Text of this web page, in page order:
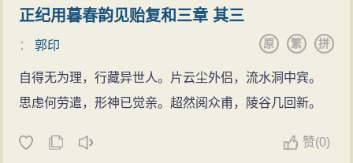
正纪用暮春韵见贻复和三章 其三
：郭印 拼
繁
原
自得无为理，行藏异世人。片云尘外侣，流水洞中宾。
思虑何劳遣，形神已觉亲。超然阅众甫，陵谷几回新。
赞(0)